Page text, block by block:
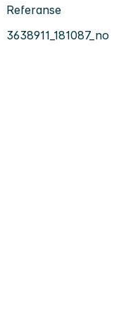
Referanse
3638911_181087_no